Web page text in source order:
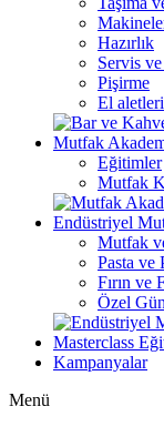
Hazırlık
Servis
Pişirme
El aletleri
Mutfak
Eğitimler
Mutfak
Endüstriyel
Mutfak
Pasta ve
Fırın ve
Özel
Masterclass
Kampanyalar
Menü